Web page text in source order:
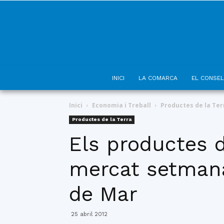
INICI LA COMARCA EL
Inici Economia i Treball Productes de la
Productes de la Terra
Els productes
mercat
de Mar
25 abril 2012